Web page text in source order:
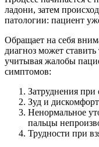
ладони, затем
патологии: пациент
Обращает на себя
диагноз может
учитывая жалобы
симптомов:
Затруднения при
Зуд и
Ненормальное
пальцы
Трудности при